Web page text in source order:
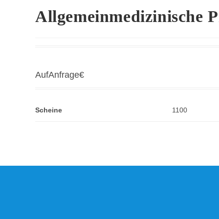
Allgemeinmedizinische
AufAnfrage€
Scheine 1100